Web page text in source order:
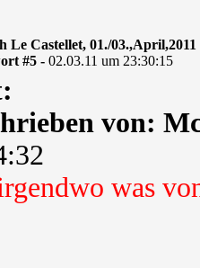
Le Castellet, 01./03.,April,2011
#5 - 02.03.11 um 23:30:15
von:
was